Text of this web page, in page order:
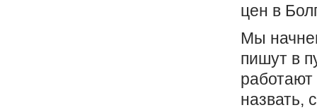
цен в
Мы
пишут в
назвать,